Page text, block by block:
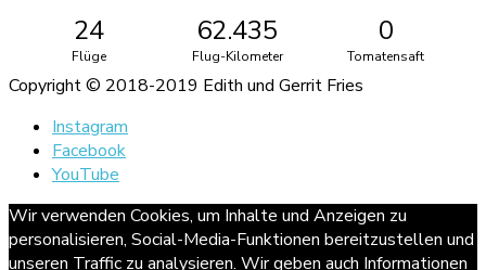
24
Flüge
62.435
Flug-Kilometer
0
Tomatensaft
Copyright © 2018-2019 Edith und Gerrit Fries
Instagram
Facebook
YouTube
Wir verwenden Cookies, um Inhalte und Anzeigen zu
personalisieren, Social-Media-Funktionen bereitzustellen und
unseren Traffic zu analysieren. Wir geben auch Informationen